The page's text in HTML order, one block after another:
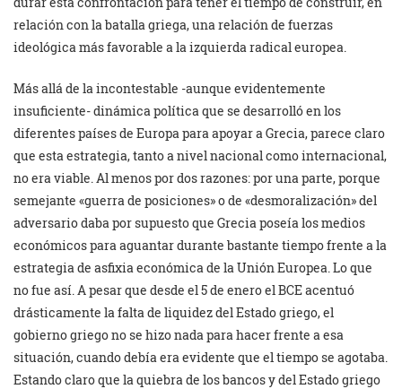
relación con la batalla griega, una relación de fuerzas
ideológica más favorable a la izquierda radical europea.
Más allá de la incontestable -aunque evidentemente
insuficiente- dinámica política que se desarrolló en los
diferentes países de Europa para apoyar a Grecia, parece claro
que esta estrategia, tanto a nivel nacional como internacional,
no era viable. Al menos por dos razones: por una parte, porque
semejante «guerra de posiciones» o de «desmoralización» del
adversario daba por supuesto que Grecia poseía los medios
económicos para aguantar durante bastante tiempo frente a la
estrategia de asfixia económica de la Unión Europea. Lo que
no fue así. A pesar que desde el 5 de enero el BCE acentuó
drásticamente la falta de liquidez del Estado griego, el
gobierno griego no se hizo nada para hacer frente a esa
situación, cuando debía era evidente que el tiempo se agotaba.
Estando claro que la quiebra de los bancos y del Estado griego